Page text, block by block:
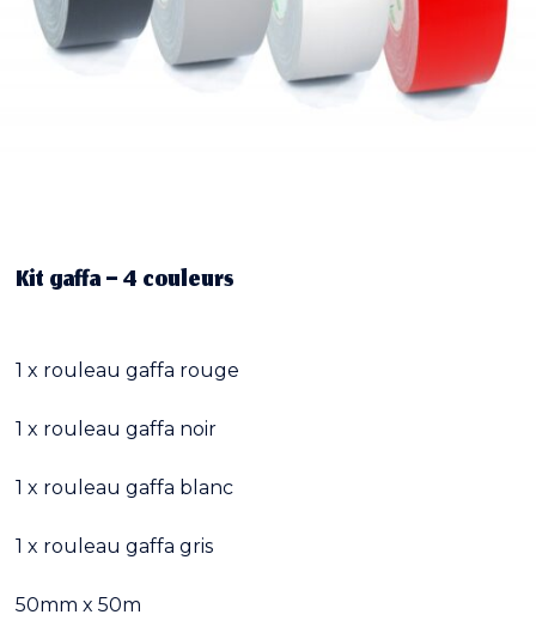
Kit gaffa – 4 couleurs
1 x rouleau gaffa rouge
1 x rouleau gaffa noir
1 x rouleau gaffa blanc
1 x rouleau gaffa gris
50mm x 50m